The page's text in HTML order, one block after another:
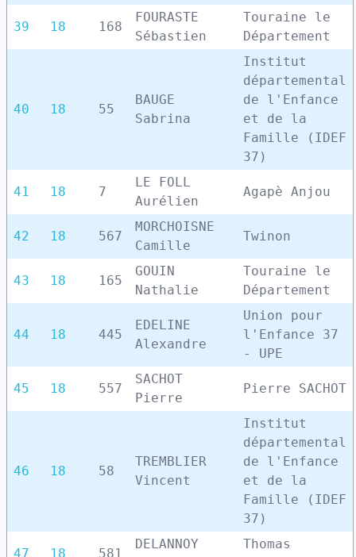
39 18 168
FOURASTE
Sébastien
Touraine le
Département
40 18 55
BAUGE
Sabrina
Institut
départemental
de l'Enfance
et de la
Famille (IDEF
37)
41 18 7
LE FOLL
Aurélien
Agapè Anjou
42 18 567
MORCHOISNE
Camille
Twinon
43 18 165
GOUIN
Nathalie
Touraine le
Département
44 18 445
EDELINE
Alexandre
Union pour
l'Enfance 37
- UPE
45 18 557
SACHOT
Pierre
Pierre SACHOT
46 18 58
TREMBLIER
Vincent
Institut
départemental
de l'Enfance
et de la
Famille (IDEF
37)
47 18 581
DELANNOY
Thomas